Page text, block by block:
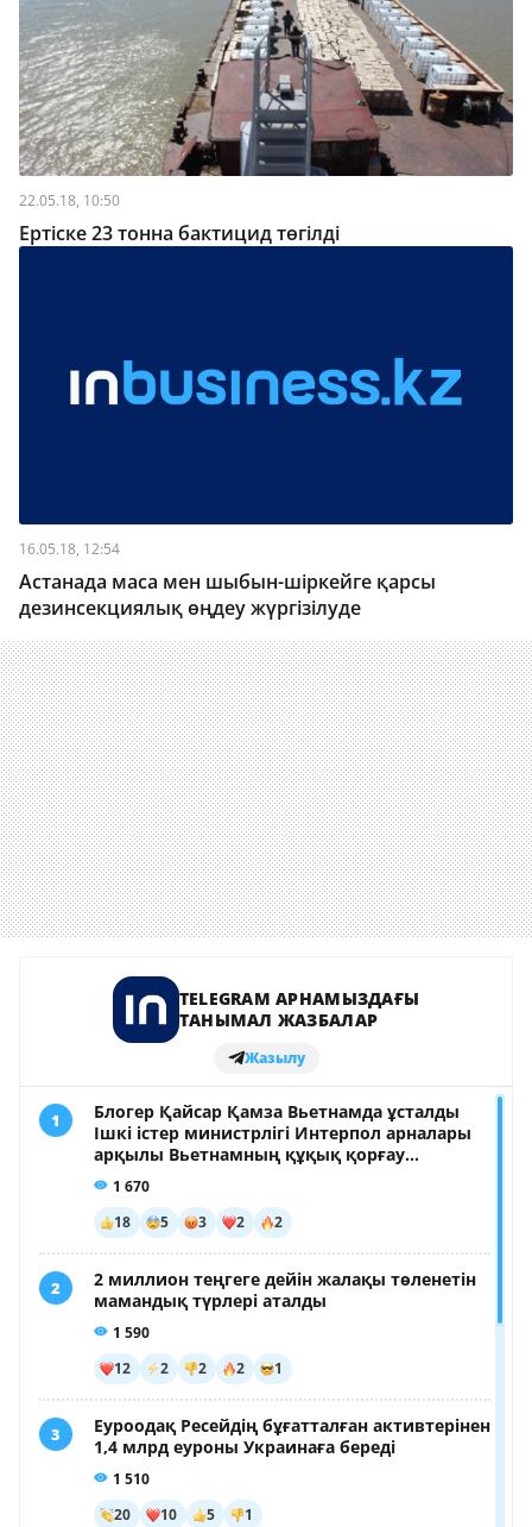
22.05.18, 10:50
Ертіске 23 тонна бактицид төгілді
16.05.18, 12:54
Астанада маса мен шыбын-шіркейге қарсы
дезинсекциялық өңдеу жүргізілуде